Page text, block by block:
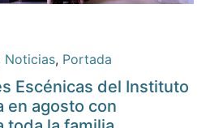
Noticias, Portada
Escénicas del Instituto
en agosto con